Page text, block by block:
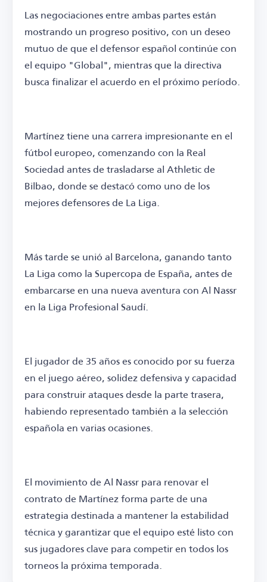
Las negociaciones entre ambas partes están
mostrando un progreso positivo, con un deseo
mutuo de que el defensor español continúe con
el equipo "Global", mientras que la directiva
busca finalizar el acuerdo en el próximo período.
Martínez tiene una carrera impresionante en el
fútbol europeo, comenzando con la Real
Sociedad antes de trasladarse al Athletic de
Bilbao, donde se destacó como uno de los
mejores defensores de La Liga.
Más tarde se unió al Barcelona, ganando tanto
La Liga como la Supercopa de España, antes de
embarcarse en una nueva aventura con Al Nassr
en la Liga Profesional Saudí.
El jugador de 35 años es conocido por su fuerza
en el juego aéreo, solidez defensiva y capacidad
para construir ataques desde la parte trasera,
habiendo representado también a la selección
española en varias ocasiones.
El movimiento de Al Nassr para renovar el
contrato de Martínez forma parte de una
estrategia destinada a mantener la estabilidad
técnica y garantizar que el equipo esté listo con
sus jugadores clave para competir en todos los
torneos la próxima temporada.